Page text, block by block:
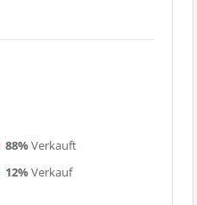
88%Verkauft
12%Verkauf